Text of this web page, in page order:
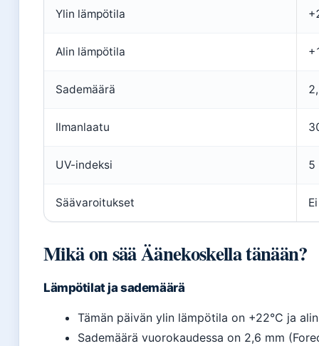
Ylin lämpötila
Alin lämpötila
Sademäärä
Ilmanlaatu
UV-indeksi 5
Säävaroitukset
Mikä on sää Äänekoskella tänään?
Lämpötilat ja sademäärä
Tämän päivän ylin lämpötila on +22°C ja
Sademäärä vuorokaudessa on 2,6 mm